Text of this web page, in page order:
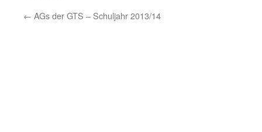
← AGs der GTS – Schuljahr 2013/14